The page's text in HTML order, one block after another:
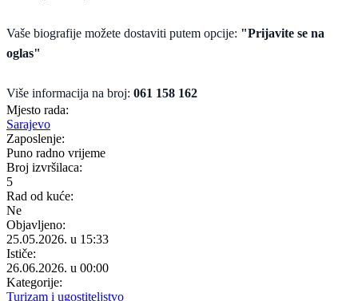
Vaše biografije možete dostaviti putem opcije: "Prijavite se na
oglas"
Više informacija na broj: 061 158 162
Mjesto rada:
Sarajevo
Zaposlenje:
Puno radno vrijeme
Broj izvršilaca:
5
Rad od kuće:
Ne
Objavljeno:
25.05.2026. u 15:33
Ističe:
26.06.2026. u 00:00
Kategorije:
Turizam i ugostiteljstvo